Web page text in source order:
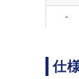
-
仕